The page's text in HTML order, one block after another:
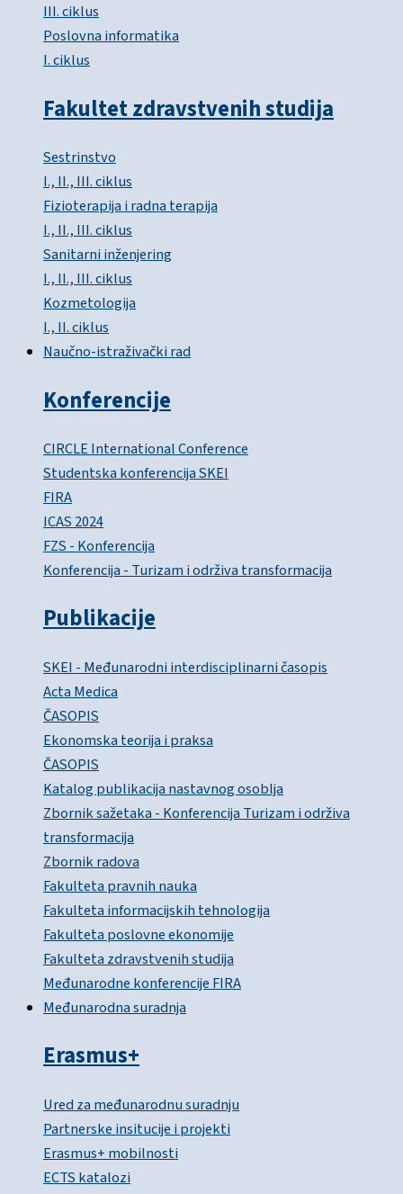
III. ciklus
Poslovna informatika
I. ciklus
Fakultet zdravstvenih studija
Sestrinstvo
I., II., III. ciklus
Fizioterapija i radna terapija
I., II., III. ciklus
Sanitarni inženjering
I., II., III. ciklus
Kozmetologija
I., II. ciklus
Naučno-istraživački rad
Konferencije
CIRCLE International Conference
Studentska konferencija SKEI
FIRA
ICAS 2024
FZS - Konferencija
Konferencija - Turizam i održiva transformacija
Publikacije
SKEI - Međunarodni interdisciplinarni časopis
Acta Medica
ČASOPIS
Ekonomska teorija i praksa
ČASOPIS
Katalog publikacija nastavnog osoblja
Zbornik sažetaka - Konferencija Turizam i održiva
transformacija
Zbornik radova
Fakulteta pravnih nauka
Fakulteta informacijskih tehnologija
Fakulteta poslovne ekonomije
Fakulteta zdravstvenih studija
Međunarodne konferencije FIRA
Međunarodna suradnja
Erasmus+
Ured za međunarodnu suradnju
Partnerske insitucije i projekti
Erasmus+ mobilnosti
ECTS katalozi